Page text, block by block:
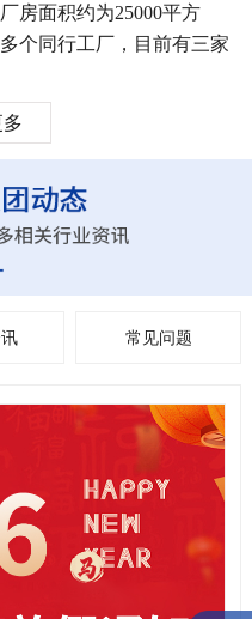
房面积约为25000平方
个同行工厂，目前有三家
常见问题